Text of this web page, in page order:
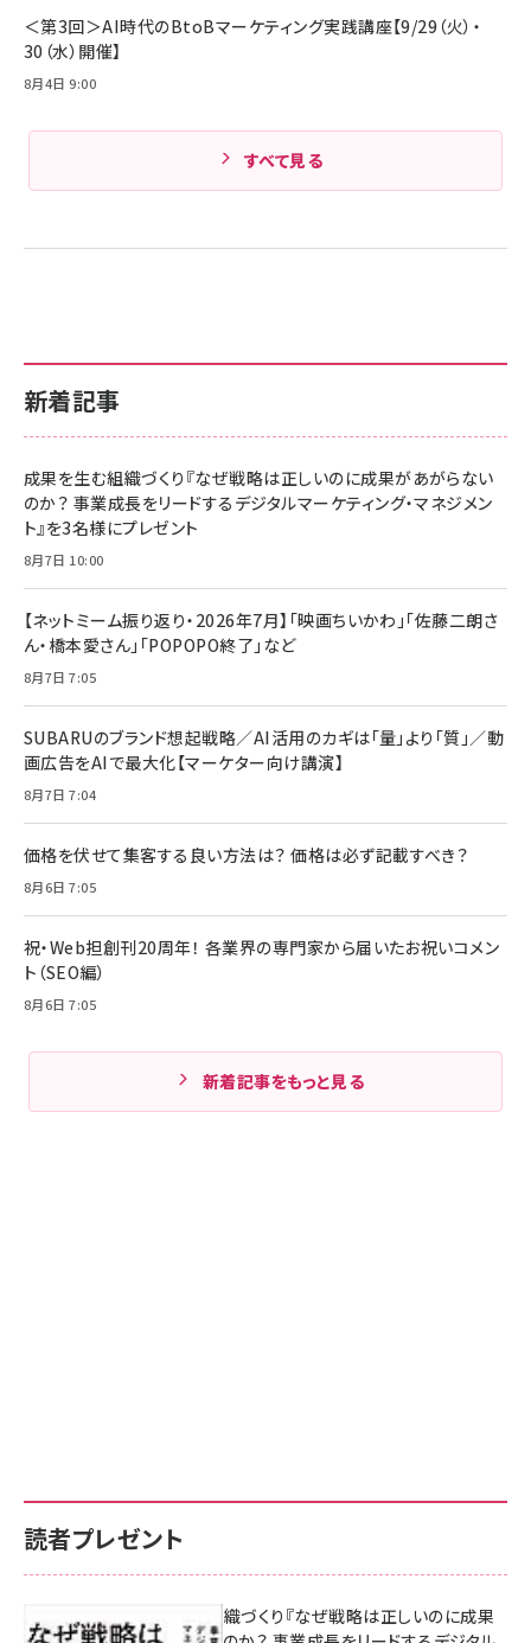
新着記事
成果を生む組織づくり『なぜ戦略は正しいのに成果があがらない
のか？ 事業成長をリードするデジタルマーケティング・マネジメン
ト』を3名様にプレゼント
8月7日 10:00
【ネットミーム振り返り・2026年7月】「映画ちいかわ」「佐藤二朗さ
ん・橋本愛さん」「POPOPO終了」など
8月7日 7:05
SUBARUのブランド想起戦略／AI活用のカギは「量」より「質」／動
画広告をAIで最大化【マーケター向け講演】
8月7日 7:04
価格を伏せて集客する良い方法は？ 価格は必ず記載すべき？
8月6日 7:05
祝・Web担創刊20周年！ 各業界の専門家から届いたお祝いコメン
ト（SEO編）
8月6日 7:05
新着記事をもっと見る
読者プレゼント
成果を生む組織づくり『なぜ戦略は正しいのに成果
＜第3回＞AI時代のBtoBマーケティング実践講座【9/29（火）・
30（水）開催】
8月4日 9:00
すべて見る